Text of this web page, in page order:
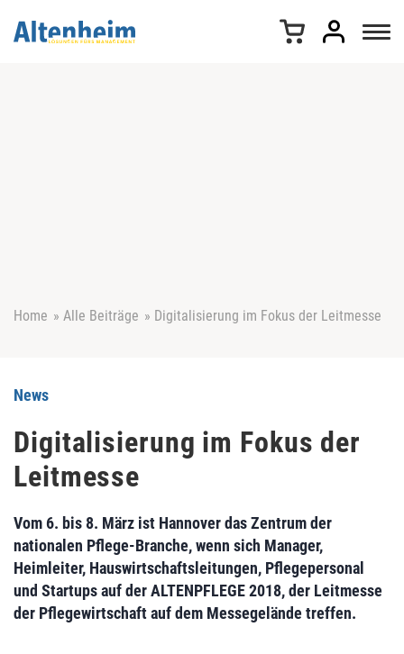
Home » Alle Beiträge » Digitalisierung im Fokus der Leitmesse
News
Digitalisierung im Fokus der
Leitmesse
Vom 6. bis 8. März ist Hannover das Zentrum der
nationalen Pflege-Branche, wenn sich Manager,
Heimleiter, Hauswirtschaftsleitungen, Pflegepersonal
und Startups auf der ALTENPFLEGE 2018, der Leitmesse
der Pflegewirtschaft auf dem Messegelände treffen.